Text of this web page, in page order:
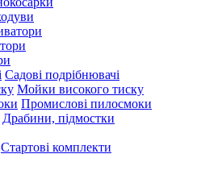
Садові подрібнювачі
Мойки високого тиску
Промислові пилосмоки
Драбини, підмостки
Стартові комплекти